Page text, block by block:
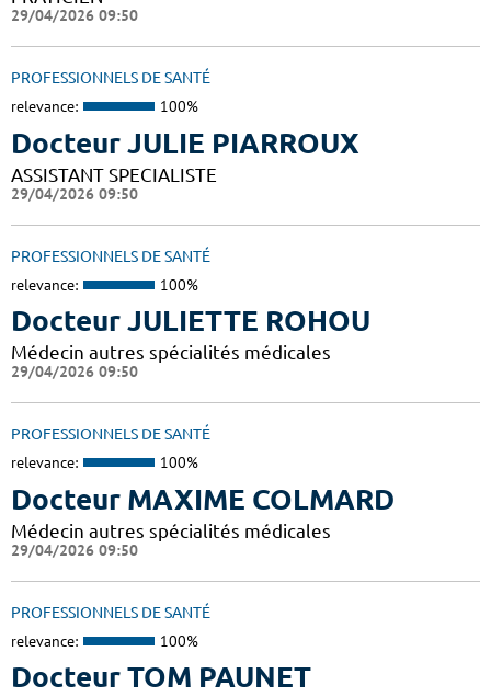
29/04/2026 09:50
PROFESSIONNELS DE SANTÉ
relevance: 100%
Docteur JULIE PIARROUX
ASSISTANT SPECIALISTE
29/04/2026 09:50
PROFESSIONNELS DE SANTÉ
relevance: 100%
Docteur JULIETTE ROHOU
Médecin autres spécialités médicales
29/04/2026 09:50
PROFESSIONNELS DE SANTÉ
relevance: 100%
Docteur MAXIME COLMARD
Médecin autres spécialités médicales
29/04/2026 09:50
PROFESSIONNELS DE SANTÉ
relevance: 100%
Docteur TOM PAUNET